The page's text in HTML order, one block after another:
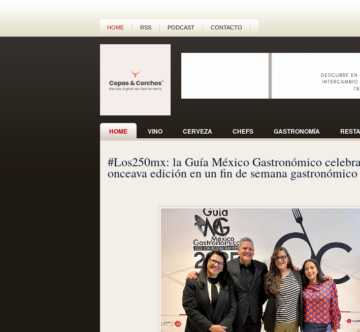
HOME RSS PODCAST CONTACTO
HOME VINO CERVEZA CHEFS GASTRONOMÍA
#Los250mx: la Guía México Gastronómico
onceava edición en un fin de semana